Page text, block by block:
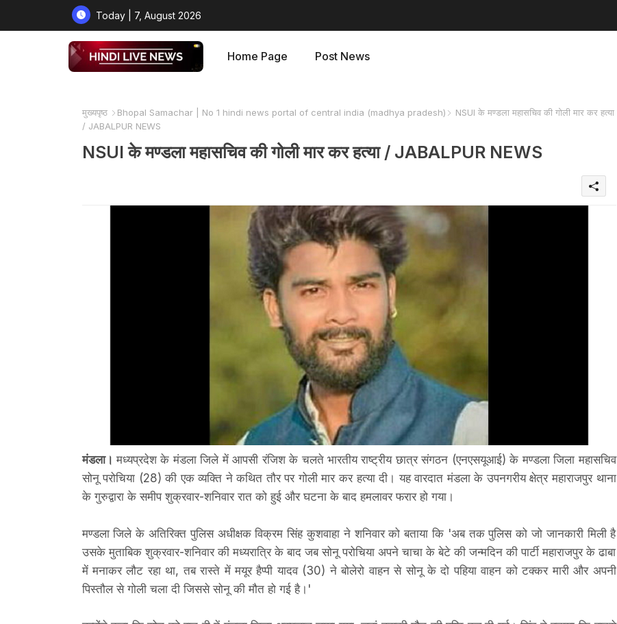
Today | 7, August 2026
Home Page Post News
मुख्यपृष्ठ Bhopal Samachar | No 1 hindi news portal of central india (madhya pradesh)
NSUI के मण्डला महासचिव की गोली मार कर हत्या
/ JABALPUR NEWS
NSUI के मण्डला महासचिव की गोली मार कर हत्या / JABALPUR NEWS
मंडला। मध्यप्रदेश के मंडला जिले में आपसी रंजिश के चलते भारतीय राष्ट्रीय छात्र संगठन (एनएसयूआई) के मण्डला जिला महासचिव
सोनू परोचिया (28) की एक व्यक्ति ने कथित तौर पर गोली मार कर हत्या दी। यह वारदात मंडला के उपनगरीय क्षेत्र महाराजपुर थाना
के गुरुद्वारा के समीप शुक्रवार-शनिवार रात को हुई और घटना के बाद हमलावर फरार हो गया।
मण्डला जिले के अतिरिक्त पुलिस अधीक्षक विक्रम सिंह कुशवाहा ने शनिवार को बताया कि 'अब तक पुलिस को जो जानकारी मिली है
उसके मुताबिक शुक्रवार-शनिवार की मध्यरात्रि के बाद जब सोनू परोचिया अपने चाचा के बेटे की जन्मदिन की पार्टी महाराजपुर के ढाबा
में मनाकर लौट रहा था, तब रास्ते में मयूर हैप्पी यादव (30) ने बोलेरो वाहन से सोनू के दो पहिया वाहन को टक्कर मारी और अपनी
पिस्तौल से गोली चला दी जिससे सोनू की मौत हो गई है।'